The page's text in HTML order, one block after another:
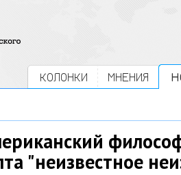
КОЛОНКИ МНЕНИЯ
"неизвестное